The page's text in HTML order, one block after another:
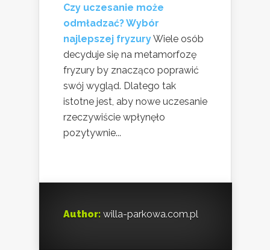
Czy uczesanie może
odmładzać? Wybór
najlepszej fryzuryWiele osób
decyduje się na metamorfozę
fryzury by znacząco poprawić
swój wygląd. Dlatego tak
istotne jest, aby nowe uczesanie
rzeczywiście wpłynęło
pozytywnie...
Author: willa-parkowa.com.pl